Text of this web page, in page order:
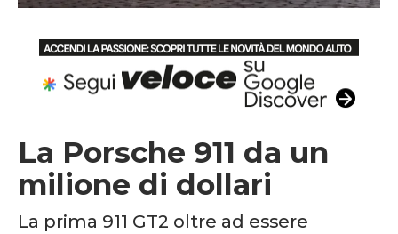
La Porsche 911 da un
milione di dollari
La prima 911 GT2 oltre ad essere